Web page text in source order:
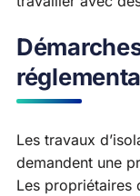
Les travaux
demandent une
Les propriétaires